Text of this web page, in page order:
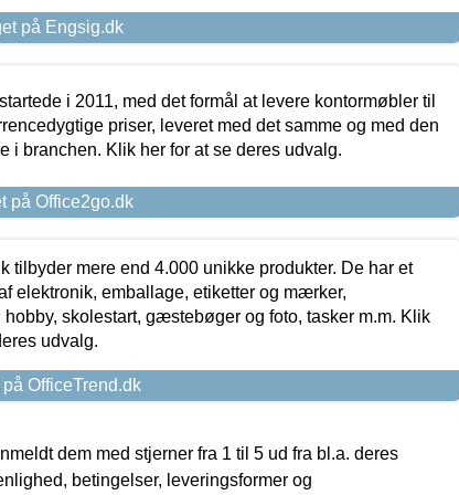
på Engsig.dk
i 2011, med det formål at levere kontormøbler til
priser, leveret med det samme og med den
i branchen. Klik her for at se deres udvalg.
på Office2go.dk
tilbyder mere end 4.000 unikke produkter. De har et
elektronik, emballage, etiketter og mærker,
hobby, skolestart, gæstebøger og foto, tasker m.m. Klik
udvalg.
OfficeTrend.dk
dem med stjerner fra 1 til 5 ud fra bl.a. deres
betingelser, leveringsformer og